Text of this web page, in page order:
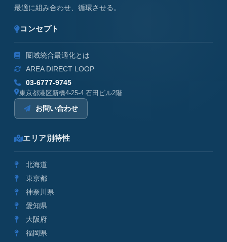
最適に組み合わせ、循環させる。
コンセプト
圏域統合最適化とは
AREA DIRECT LOOP
03-6777-9745
東京都港区新橋4-25-4 石田ビル2階
お問い合わせ
エリア別特性
北海道
東京都
神奈川県
愛知県
大阪府
福岡県